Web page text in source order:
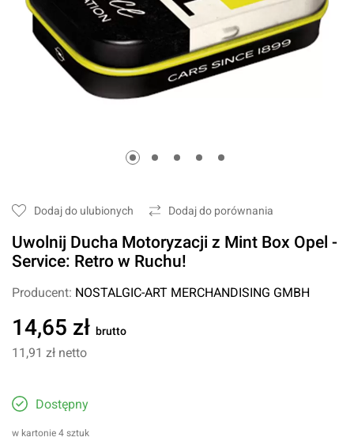
Dodaj do ulubionych Dodaj do porównania
Uwolnij Ducha Motoryzacji z Mint Box Opel -
Service: Retro w Ruchu!
Producent: NOSTALGIC-ART MERCHANDISING GMBH
14,65 zł brutto
11,91 zł netto
Dostępny
w kartonie 4 sztuk